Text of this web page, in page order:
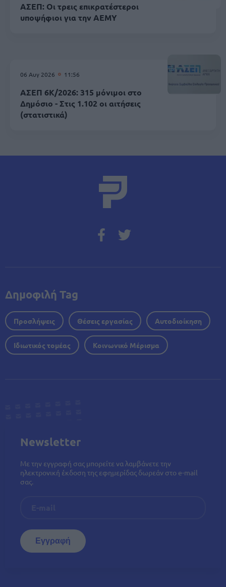
ΑΣΕΠ: Οι τρεις επικρατέστεροι
υποψήφιοι για την ΑΕΜΥ
06 Αυγ 2026 11:56
ΑΣΕΠ 6Κ/2026: 315 μόνιμοι στο
Δημόσιο - Στις 1.102 οι αιτήσεις
(στατιστικά)
Δημοφιλή Tag
Προσλήψεις Θέσεις εργασίας Αυτοδιοίκηση
Ιδιωτικός τομέας Κοινωνικό Μέρισμα
Newsletter
Με την εγγραφή σας μπορείτε να λαμβάνετε την
ηλεκτρονική έκδοση της εφημερίδας δωρεάν στο e-mail
σας.